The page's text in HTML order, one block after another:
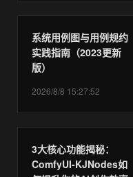
系统用例图与用例规约
实践指南（2023更新
版）
2026/8/8 15:27:52
3大核心功能揭秘：
ComfyUI-KJNodes如